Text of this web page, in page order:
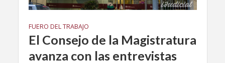
FUERO DEL TRABAJO
El Consejo de la Magistratura
avanza con las entrevistas